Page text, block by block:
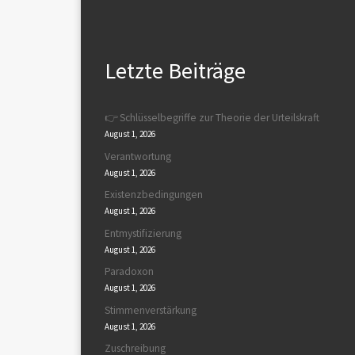
Letzte Beiträge
👉 Schlüsselbegriffe zur Theorie der Urteilskraft
August 1, 2026
Verantwortung
August 1, 2026
Existenzbedingungen
August 1, 2026
Entmystifizierung
August 1, 2026
Paradoxon
August 1, 2026
Stimmenverstärkung
August 1, 2026
Zuschreibung